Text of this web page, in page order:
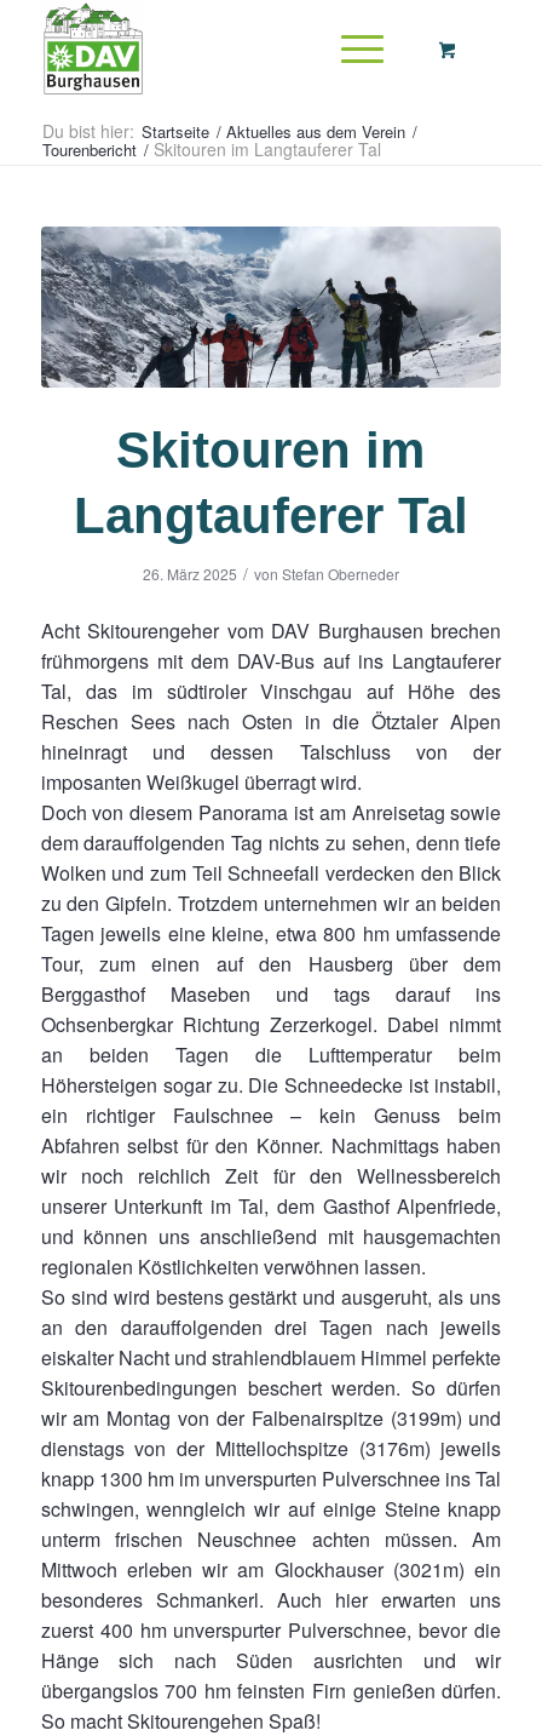
Du bist hier: Startseite / Aktuelles aus dem Verein /
Tourenbericht / Skitouren im Langtauferer Tal
Skitouren im
Langtauferer Tal
26. März 2025 / von Stefan Oberneder
Acht Skitourengeher vom DAV Burghausen brechen
frühmorgens mit dem DAV-Bus auf ins Langtauferer
Tal, das im südtiroler Vinschgau auf Höhe des
Reschen Sees nach Osten in die Ötztaler Alpen
hineinragt und dessen Talschluss von der
imposanten Weißkugel überragt wird.
Doch von diesem Panorama ist am Anreisetag sowie
dem darauffolgenden Tag nichts zu sehen, denn tiefe
Wolken und zum Teil Schneefall verdecken den Blick
zu den Gipfeln. Trotzdem unternehmen wir an beiden
Tagen jeweils eine kleine, etwa 800 hm umfassende
Tour, zum einen auf den Hausberg über dem
Berggasthof Maseben und tags darauf ins
Ochsenbergkar Richtung Zerzerkogel. Dabei nimmt
an beiden Tagen die Lufttemperatur beim
Höhersteigen sogar zu. Die Schneedecke ist instabil,
ein richtiger Faulschnee – kein Genuss beim
Abfahren selbst für den Könner. Nachmittags haben
wir noch reichlich Zeit für den Wellnessbereich
unserer Unterkunft im Tal, dem Gasthof Alpenfriede,
und können uns anschließend mit hausgemachten
regionalen Köstlichkeiten verwöhnen lassen.
So sind wird bestens gestärkt und ausgeruht, als uns
an den darauffolgenden drei Tagen nach jeweils
eiskalter Nacht und strahlendblauem Himmel perfekte
Skitourenbedingungen beschert werden. So dürfen
wir am Montag von der Falbenairspitze (3199m) und
dienstags von der Mittellochspitze (3176m) jeweils
knapp 1300 hm im unverspurten Pulverschnee ins Tal
schwingen, wenngleich wir auf einige Steine knapp
unterm frischen Neuschnee achten müssen. Am
Mittwoch erleben wir am Glockhauser (3021m) ein
besonderes Schmankerl. Auch hier erwarten uns
zuerst 400 hm unverspurter Pulverschnee, bevor die
Hänge sich nach Süden ausrichten und wir
übergangslos 700 hm feinsten Firn genießen dürfen.
So macht Skitourengehen Spaß!